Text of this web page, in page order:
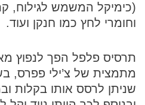
(כימיקל המשמש לגילוח,
וחומרי לחץ כמו חנקן ועוד.
תרסיס פלפל הפך לנפוץ
מתמצית של צ’ילי פפרס,
שניתן לרסס אותו בקלות